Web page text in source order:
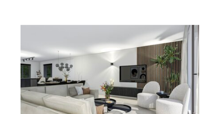
Het ontwerp is ontzettend gaaf
geworden, de woonkamer, keuken en
gang sluiten erg mooi op elkaar aan en ik
ben enorm benieuwd naar het
eindresultaat!